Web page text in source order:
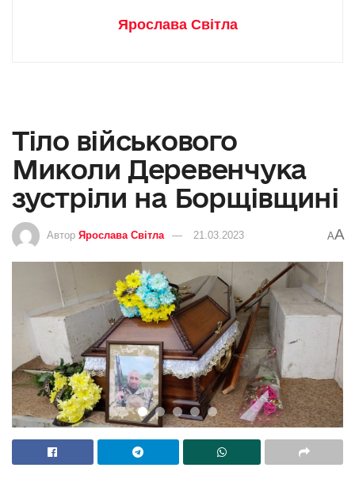
Ярослава Світла
Тіло військового
Миколи Деревенчука
зустріли на Борщівщині
Автор Ярослава Світла 21.03.2023 AA